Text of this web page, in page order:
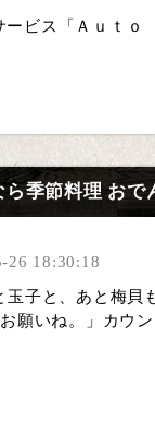
ービス「Ａｕｔ
季節料理 おで
26 18:30:18
根と玉子と
願いね。」カウ